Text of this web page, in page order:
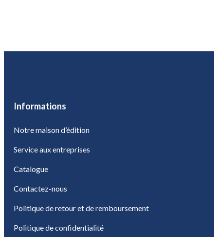
Informations
Notre maison d’édition
Service aux entreprises
Catalogue
Contactez-nous
Politique de retour et de remboursement
Politique de confidentialité